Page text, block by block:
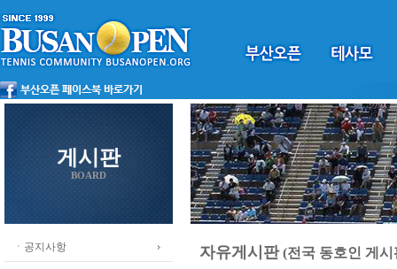
게시판
BOARD
ㆍ공지사항 자유게시판(전국 동호인 게시